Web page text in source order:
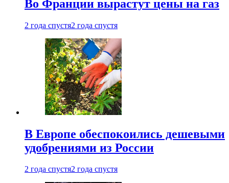
Во Франции вырастут цены на газ
2 года спустя2 года спустя
В Европе обеспокоились дешевыми
удобрениями из России
2 года спустя2 года спустя